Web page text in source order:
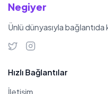
Negiyer
Ünlü dünyasıyla bağlantıda
Hızlı Bağlantılar
İletişim